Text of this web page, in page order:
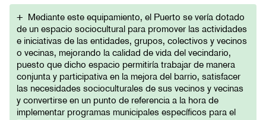
+ Mediante este equipamiento, el Puerto se vería dotado
de un espacio sociocultural para promover las actividades
e iniciativas de las entidades, grupos, colectivos y vecinos
o vecinas, mejorando la calidad de vida del vecindario,
puesto que dicho espacio permitiría trabajar de manera
conjunta y participativa en la mejora del barrio, satisfacer
las necesidades socioculturales de sus vecinos y vecinas
y convertirse en un punto de referencia a la hora de
implementar programas municipales específicos para el